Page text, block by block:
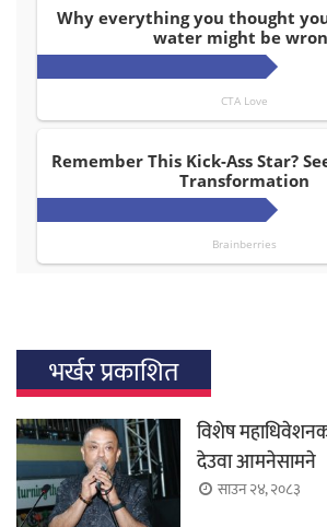
भर्खर प्रकाशित
विशेष
देउवा आमनेसामने
साउन २४, २०८३